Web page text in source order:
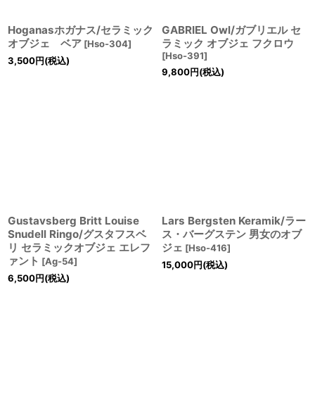
Hoganasホガナス/セラミック
オブジェ ベア [Hso-304]
3,500円(税込)
GABRIEL Owl/ガブリエル セ
ラミック オブジェ フクロウ
[Hso-391]
9,800円(税込)
Gustavsberg Britt Louise
Snudell Ringo/グスタフスベ
リ セラミックオブジェ エレフ
ァント [Ag-54]
6,500円(税込)
Lars Bergsten Keramik/ラー
ス・バーグステン 男女のオブ
ジェ [Hso-416]
15,000円(税込)